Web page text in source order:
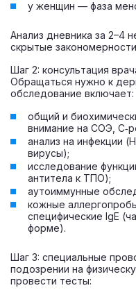
у женщин — фаза
Анализ дневника за 2–4
скрытые
Шаг 2: консультация
Обращаться нужно к
обследование включает:
общий и
внимание на СОЭ,
анализ на инфекции
вирусы);
исследование
антитела к ТПО);
аутоиммунные
кожные
специфические IgE
форме).
Шаг 3: специальные
подозрении на
провести тесты: